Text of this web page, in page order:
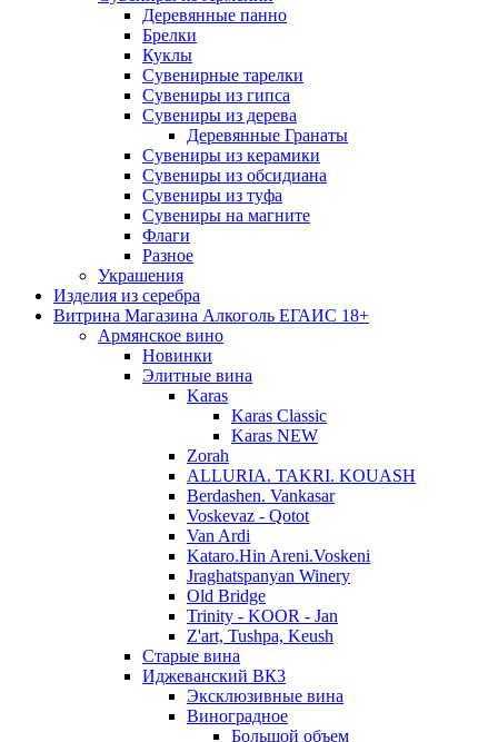
Деревянные панно
Брелки
Куклы
Сувенирные тарелки
Сувениры из гипса
Сувениры из дерева
Деревянные Гранаты
Сувениры из керамики
Сувениры из обсидиана
Сувениры из туфа
Сувениры на магните
Флаги
Разное
Украшения
Изделия из серебра
Витрина Магазина Алкоголь ЕГАИС 18+
Армянское вино
Новинки
Элитные вина
Karas
Karas Classic
Karas NEW
Zorah
ALLURIA. TAKRI. KOUASH
Berdashen. Vankasar
Voskevaz - Qotot
Van Ardi
Kataro.Hin Areni.Voskeni
Jraghatspanyan Winery
Old Bridge
Trinity - KOOR - Jan
Z'art, Tushpa, Keush
Старые вина
Иджеванский ВК3
Эксклюзивные вина
Виноградное
Большой объем